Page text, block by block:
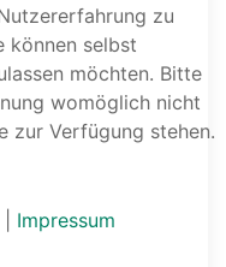
zu
können selbst
möchten. Bitte
womöglich nicht
zur Verfügung stehen.
Impressum